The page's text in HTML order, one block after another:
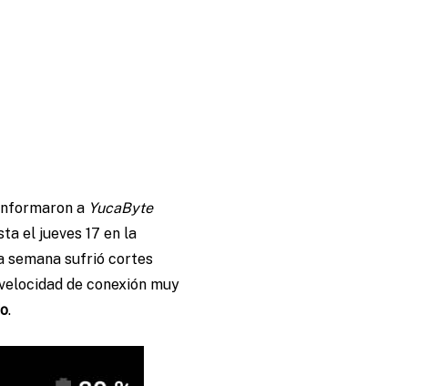
a YucaByte
el jueves 17 en la
semana sufrió cortes
de conexión muy
.